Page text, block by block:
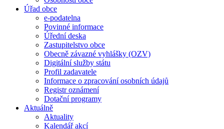
Úřad obce
e-podatelna
Povinné informace
Úřední deska
Zastupitelstvo obce
Obecně závazné vyhlášky (OZV)
Digitální služby státu
Profil zadavatele
Informace o zpracování osobních údajů
Registr oznámení
Dotační programy
Aktuálně
Aktuality
Kalendář akcí